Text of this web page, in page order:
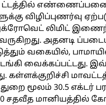
ட்டத்தில் எண்ணைப்பனை
விழிப்புணர்வு
லிமிட்
அதனடி
வகையில்,
வைக்கப்பட்டது.
மூலம் 30.5 எக்டர்
சதவீத